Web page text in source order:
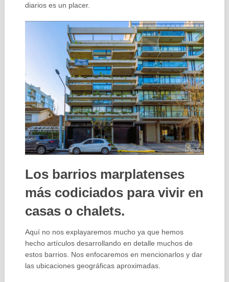
diarios es un placer.
Los barrios marplatenses
más codiciados para vivir en
casas o chalets.
Aquí no nos explayaremos mucho ya que hemos
hecho artículos desarrollando en detalle muchos de
estos barrios. Nos enfocaremos en mencionarlos y dar
las ubicaciones geográficas aproximadas.